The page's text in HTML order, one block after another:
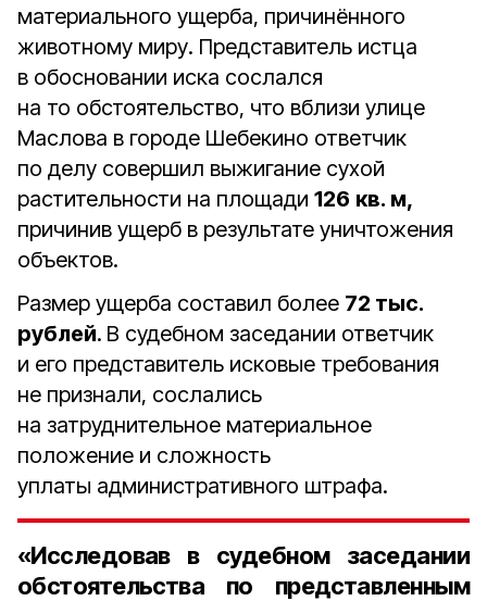
материального ущерба, причинённого
животному миру. Представитель истца
в обосновании иска сослался
на то обстоятельство, что вблизи улице
Маслова в городе Шебекино ответчик
по делу совершил выжигание сухой
растительности на площади 126 кв. м,
причинив ущерб в результате уничтожения
объектов.
Размер ущерба составил более 72 тыс.
рублей. В судебном заседании ответчик
и его представитель исковые требования
не признали, сослались
на затруднительное материальное
положение и сложность
уплаты административного штрафа.
«Исследовав в судебном заседании
обстоятельства по представленным